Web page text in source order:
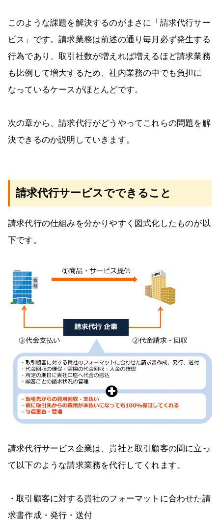
このような課題を解決するのがまさに「請求代行サー
ビス」です。請求業務は前述の通り毎月必ず発生する
行為であり、取引社数が増えれば増えるほど請求業務
も比例して増大するため、社内業務の中でも負担に
なっているケースがほとんどです。
次の章から、請求代行がどうやってこれらの問題を解
決できるのか説明していきます。
請求代行サービスでできること
請求代行の仕組みを分かりやすく図式化したものが以
下です。
請求代行サービス企業は、貴社と取引顧客の間に立っ
て以下のような請求業務を代行してくれます。
・取引顧客に対する貴社のフォーマットに合わせた請
求書作成・発行・送付